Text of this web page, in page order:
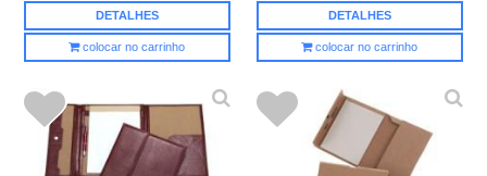
DETALHES
colocar no carrinho
DETALHES
colocar no carrinho